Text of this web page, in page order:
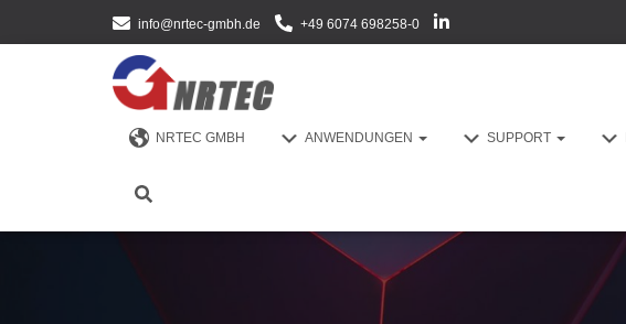
info@nrtec-gmbh.de +49 6074 698258-0
NRTEC GMBH ANWENDUNGEN SUPPORT